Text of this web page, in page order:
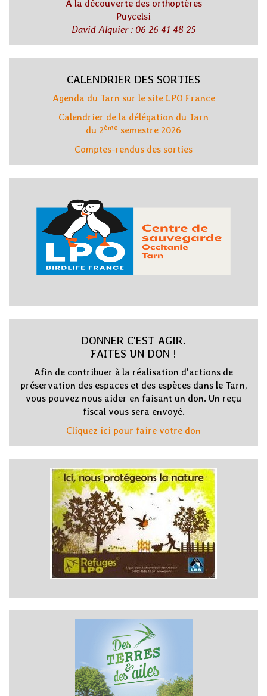
A la découverte des orthoptères
Puycelsi
David Alquier : 06 26 41 48 25
CALENDRIER DES SORTIES
Agenda du Tarn sur le site LPO France
Calendrier de la délégation du Tarn
du 2ème semestre 2026
Comptes-rendus des sorties
DONNER C'EST AGIR.
FAITES UN DON !
Afin de contribuer à la réalisation d'actions de
préservation des espaces et des espèces dans le Tarn,
vous pouvez nous aider en faisant un don. Un reçu
fiscal vous sera envoyé.
Cliquez ici pour faire votre don